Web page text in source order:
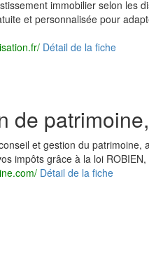
immobilier selon les
et personnalisée pour
Détail de la fiche
de
et gestion du patrimoine,
impôts grâce à la loi ROBIEN,
Détail de la fiche